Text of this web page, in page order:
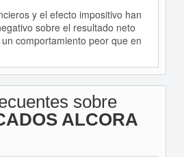
y el efecto impositivo han
sobre el resultado neto
comportamiento peor que en
sobre
ALCORA